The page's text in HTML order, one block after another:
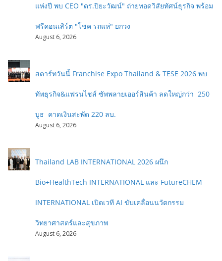
แห่งปี พบ CEO "ดร.ปิยะวัฒน์" ถ่ายทอดวิสัยทัศน์ธุรกิจ พร้อม
ฟรีคอนเสิร์ต "โชค รถแห่" ยกวง
August 6, 2026
สตาร์ทวันนี้ Franchise Expo Thailand & TESE 2026 พบ
ทัพธุรกิจ&แฟรนไชส์ ซัพพลายเออร์สินค้า ลดใหญ่กว่า 250
บูธ คาดเงินสะพัด 220 ลบ.
August 6, 2026
Thailand LAB INTERNATIONAL 2026 ผนึก
Bio+HealthTech INTERNATIONAL และ FutureCHEM
INTERNATIONAL เปิดเวที AI ขับเคลื่อนนวัตกรรม
วิทยาศาสตร์และสุขภาพ
August 6, 2026